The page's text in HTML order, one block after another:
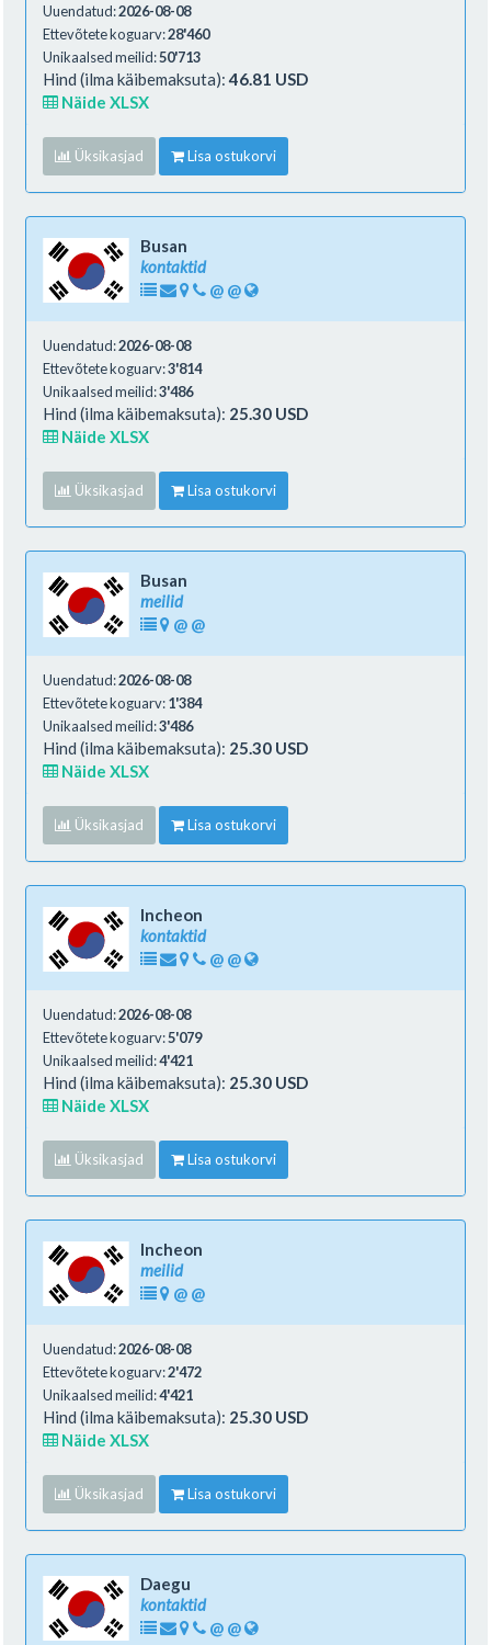
Uuendatud:2026-08-08
Ettevõtete koguarv:28'460
Unikaalsed meilid:50'713
Hind (ilma käibemaksuta):46.81 USD
Näide XLSX
Üksikasjad Lisa ostukorvi
Busan
kontaktid
@ @
Uuendatud:2026-08-08
Ettevõtete koguarv:3'814
Unikaalsed meilid:3'486
Hind (ilma käibemaksuta): 25.30 USD
Näide XLSX
Üksikasjad Lisa ostukorvi
Busan
meilid
@ @
Uuendatud:2026-08-08
Ettevõtete koguarv:1'384
Unikaalsed meilid:3'486
Hind (ilma käibemaksuta): 25.30 USD
Näide XLSX
Üksikasjad Lisa ostukorvi
Incheon
kontaktid
@ @
Uuendatud:2026-08-08
Ettevõtete koguarv:5'079
Unikaalsed meilid:4'421
Hind (ilma käibemaksuta): 25.30 USD
Näide XLSX
Üksikasjad Lisa ostukorvi
Incheon
meilid
@ @
Uuendatud:2026-08-08
Ettevõtete koguarv:2'472
Unikaalsed meilid:4'421
Hind (ilma käibemaksuta): 25.30 USD
Näide XLSX
Üksikasjad Lisa ostukorvi
Daegu
kontaktid
@ @